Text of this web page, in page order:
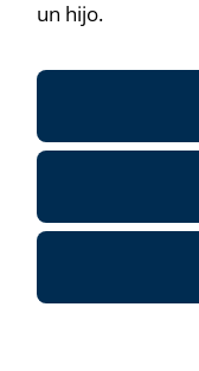
un hijo.